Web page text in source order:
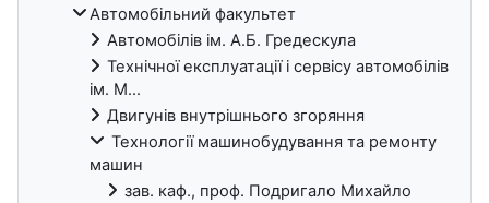
Автомобільний факультет
Автомобілів ім. А.Б. Гредескула
Технічної експлуатації і сервісу автомобілів
ім. М...
Двигунів внутрішнього згоряння
Технології машинобудування та ремонту
машин
зав. каф., проф. Подригало Михайло